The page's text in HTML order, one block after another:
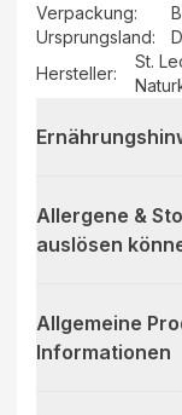
Verpackung:
Ursprungsland:
Hersteller:
St.
Allergene &
auslösen
Allgemeine
Informationen